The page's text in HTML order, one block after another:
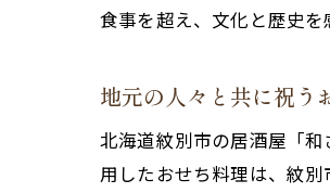
食事を超え、文化と歴史を
地元の人々と共に祝う
北海道紋別市の居酒屋「
用したおせち料理は、紋